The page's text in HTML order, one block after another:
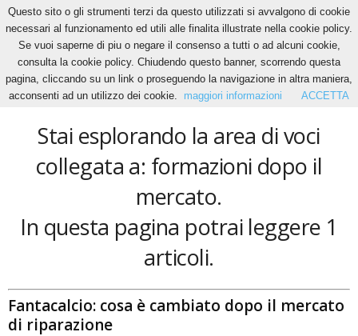
Home Tags Formazioni dopo il mercato
formazioni dopo il mercato
Stai esplorando la area di voci
collegata a: formazioni dopo il
mercato.
In questa pagina potrai leggere 1
articoli.
Fantacalcio: cosa è cambiato dopo il mercato
di riparazione
Questo sito o gli strumenti terzi da questo utilizzati si avvalgono di cookie
necessari al funzionamento ed utili alle finalita illustrate nella cookie policy.
Se vuoi saperne di piu o negare il consenso a tutti o ad alcuni cookie,
consulta la cookie policy. Chiudendo questo banner, scorrendo questa
pagina, cliccando su un link o proseguendo la navigazione in altra maniera,
acconsenti ad un utilizzo dei cookie.
maggiori informazioni ACCETTA